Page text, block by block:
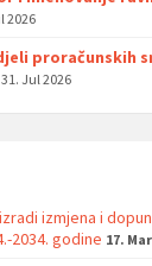
2026
proračunskih
31. Jul 2026
izmjena i
2034. godine 17.